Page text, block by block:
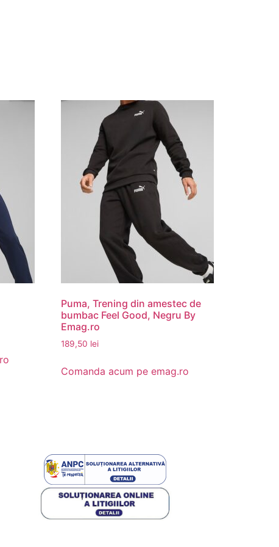
Puma, Trening din amestec de
bumbac Feel Good, Negru By
Emag.ro
189,50 lei
Comanda acum pe emag.ro